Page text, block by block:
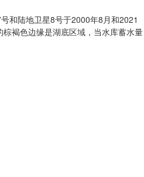
和陆地卫星8号于2000年8月和2021
褐色边缘是湖底区域，当水库蓄水量